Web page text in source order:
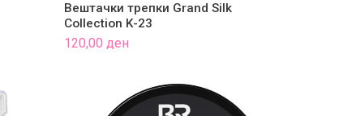
Вештачки трепки Grand Silk
Collection K-23
120,00 ден